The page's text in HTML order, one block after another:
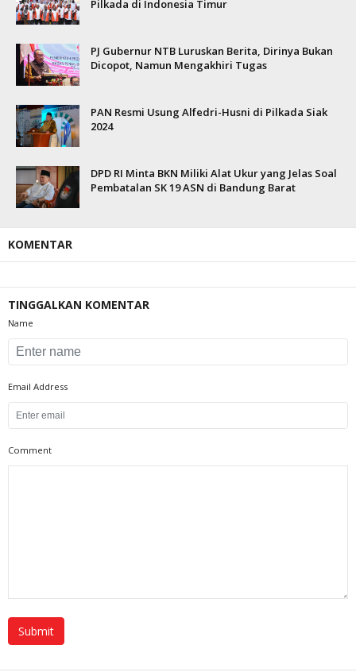
Pilkada di Indonesia Timur
PJ Gubernur NTB Luruskan Berita, Dirinya Bukan
Dicopot, Namun Mengakhiri Tugas
PAN Resmi Usung Alfedri-Husni di Pilkada Siak
2024
DPD RI Minta BKN Miliki Alat Ukur yang Jelas Soal
Pembatalan SK 19 ASN di Bandung Barat
KOMENTAR
TINGGALKAN KOMENTAR
Name
Email Address
Comment